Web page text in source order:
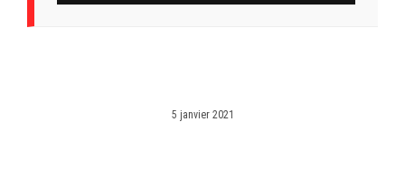
5 janvier 2021